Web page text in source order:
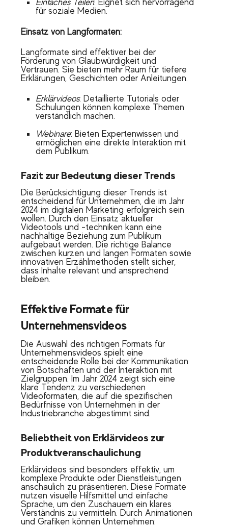
für soziale Medien.
Einsatz von Langformaten:
Langformate sind effektiver bei der
Förderung von Glaubwürdigkeit und
Vertrauen. Sie bieten mehr Raum für tiefere
Erklärungen, Geschichten oder Anleitungen.
Erklärvideos: Detaillierte Tutorials oder
Schulungen können komplexe Themen
verständlich machen.
Webinare: Bieten Expertenwissen und
ermöglichen eine direkte Interaktion mit
dem Publikum.
Fazit zur Bedeutung dieser Trends
Die Berücksichtigung dieser Trends ist
entscheidend für Unternehmen, die im Jahr
2024 im digitalen Marketing erfolgreich sein
wollen. Durch den Einsatz aktueller
Videotools und -techniken kann eine
nachhaltige Beziehung zum Publikum
aufgebaut werden. Die richtige Balance
zwischen kurzen und langen Formaten sowie
innovativen Erzählmethoden stellt sicher,
dass Inhalte relevant und ansprechend
bleiben.
Effektive Formate für
Unternehmensvideos
Die Auswahl des richtigen Formats für
Unternehmensvideos spielt eine
entscheidende Rolle bei der Kommunikation
von Botschaften und der Interaktion mit
Zielgruppen. Im Jahr 2024 zeigt sich eine
klare Tendenz zu verschiedenen
Videoformaten, die auf die spezifischen
Bedürfnisse von Unternehmen in der
Industriebranche abgestimmt sind.
Beliebtheit von Erklärvideos zur
Produktveranschaulichung
Erklärvideos sind besonders effektiv, um
komplexe Produkte oder Dienstleistungen
anschaulich zu präsentieren. Diese Formate
nutzen visuelle Hilfsmittel und einfache
Sprache, um den Zuschauern ein klares
Verständnis zu vermitteln. Durch Animationen
und Grafiken können Unternehmen: